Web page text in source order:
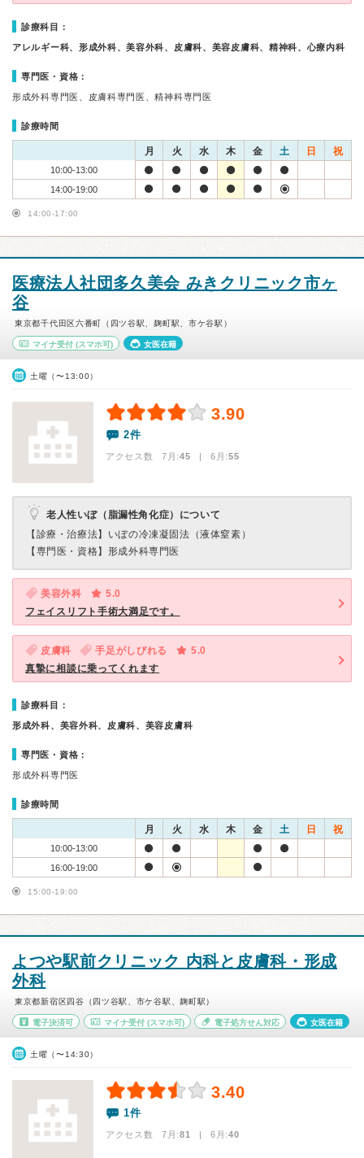
診療科目：
アレルギー科、形成外科、美容外科、皮膚科、美容皮膚科、精神科、心療内科
専門医・資格：
形成外科専門医、皮膚科専門医、精神科専門医
診療時間
月 火 水 木 金 土 日 祝
10:00-13:00
14:00-19:00
14:00-17:00
医療法人社団多久美会 みきクリニック市ヶ
谷
東京都千代田区六番町（四ツ谷駅、麹町駅、市ケ谷駅）
マイナ受付 (スマホ可) 女医在籍
土曜（〜13:00）
3.90
2件
アクセス数 7月:45 | 6月:55
老人性いぼ（脂漏性角化症）について
【診療・治療法】 いぼの冷凍凝固法（液体窒素）
【専門医・資格】 形成外科専門医
美容外科
5.0
フェイスリフト手術大満足です。
皮膚科 手足がしびれる
5.0
真摯に相談に乗ってくれます
診療科目：
形成外科、美容外科、皮膚科、美容皮膚科
専門医・資格：
形成外科専門医
診療時間
月 火 水 木 金 土 日 祝
10:00-13:00
16:00-19:00
15:00-19:00
よつや駅前クリニック 内科と皮膚科・形成
外科
東京都新宿区四谷（四ツ谷駅、市ケ谷駅、麹町駅）
電子決済可 マイナ受付(スマホ可) 電子処方せん対応 女医在籍
土曜（〜14:30）
3.40
1件
アクセス数 7月:81 | 6月:40